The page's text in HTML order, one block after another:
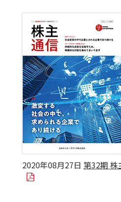
2020年08月27日 第32期 株